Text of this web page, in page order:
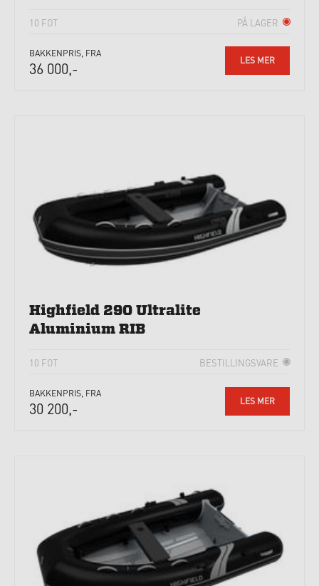
10 FOT PÅ LAGER
BAKKENPRIS, FRA
36 000,- LES MER
Highfield 290 Ultralite
Aluminium RIB
10 FOT BESTILLINGSVARE
BAKKENPRIS, FRA
30 200,- LES MER